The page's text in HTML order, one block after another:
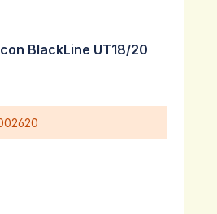
BlackLine UT18/20